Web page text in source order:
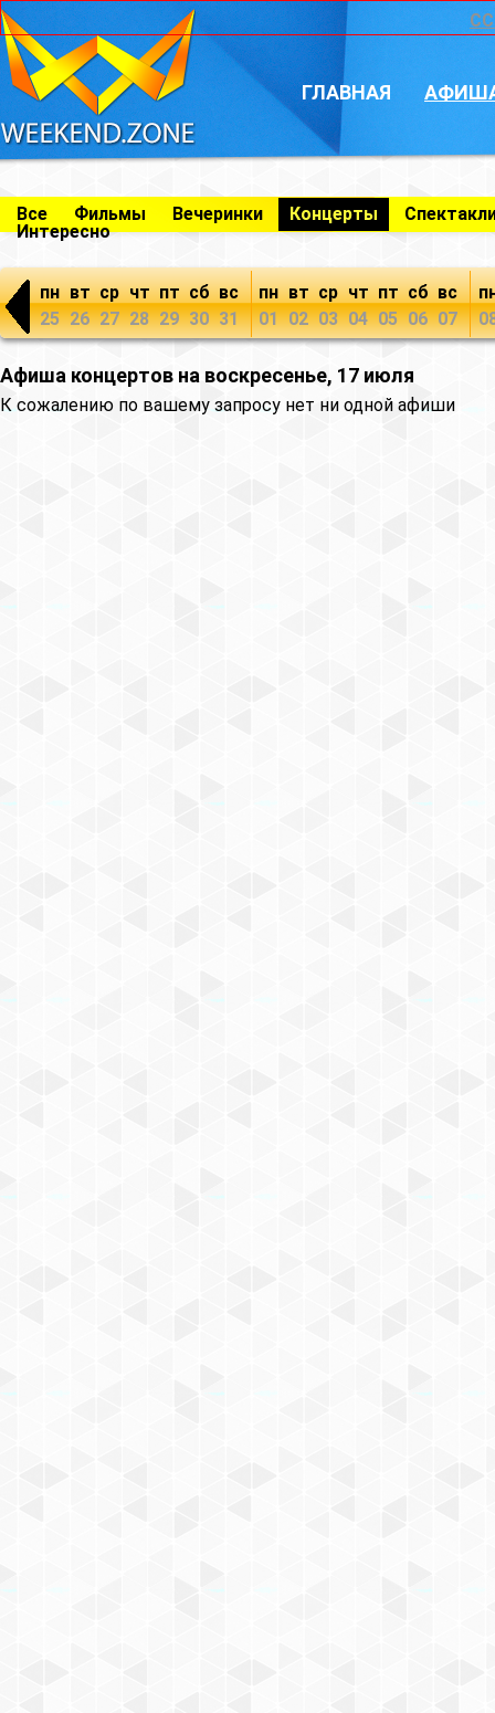
ГЛАВНАЯ
Все Фильмы Вечеринки Концерты
Интересно
пн
25
вт
26
ср
27
чт
28
пт
29
сб
30
вс
31
пн
01
вт
02
ср
03
чт
04
пт
05
сб
06
вс
07
Афиша концертов на воскресенье, 17 июля
К сожалению по вашему запросу нет ни одной афиши